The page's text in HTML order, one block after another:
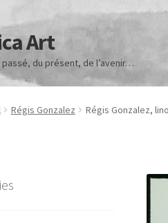
Art
du présent, de l’avenir…
Régis Gonzalez Régis Gonzalez,